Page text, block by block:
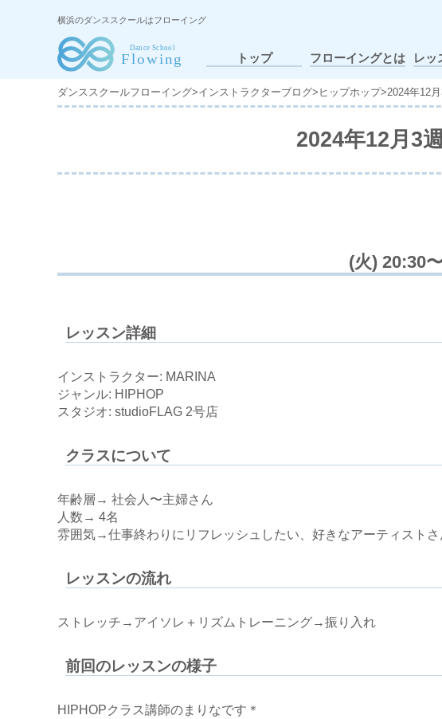
横浜のダンススクールはフローイング
トップ フローイングとは
レッ
ダンススクールフローイング>インストラクターブログ> ヒップホップ>2024年12
2024年12月3
(火) 20:30
レッスン詳細
インストラクター: MARINA
ジャンル: HIPHOP
スタジオ: studioFLAG 2号店
クラスについて
年齢層→ 社会人〜主婦さん
人数→ 4名
雰囲気→仕事終わりにリフレッシュしたい、好きなアーティスト
レッスンの流れ
ストレッチ→アイソレ＋リズムトレーニング→振り入れ
前回のレッスンの様子
HIPHOPクラス講師のまりなです＊